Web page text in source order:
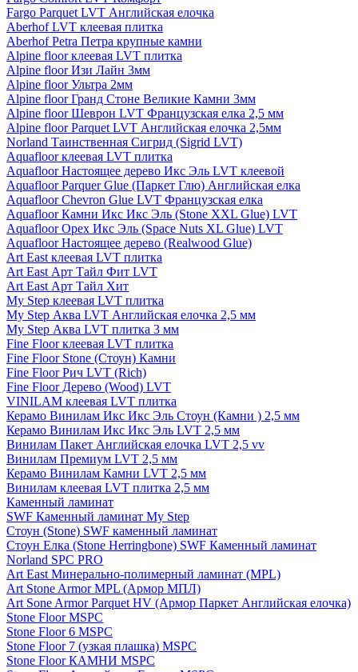
Fargo Parquet LVT Английская елочка
Aberhof LVT клеевая плитка
Aberhof Petra Петра крупные камни
Alpine floor клеевая LVT плитка
Alpine floor Изи Лайн 3мм
Alpine floor Ультра 2мм
Alpine floor Гранд Стоне Великие Камни 3мм
Alpine floor Шеврон LVT Французская елка 2,5 мм
Alpine floor Parquet LVT Английская елочка 2,5мм
Norland Таинственная Сигрид (Sigrid LVT)
Aquafloor клеевая LVT плитка
Aquafloor Настоящее дерево Икс Эль LVT клеевой
Aquafloor Parquer Glue (Паркет Глю) Английская елка
Aquafloor Chevron Glue LVT Французская елка
Aquafloor Камни Икс Икс Эль (Stone XXL Glue) LVT
Aquafloor Орех Икс Эль (Space Nuts XL Glue) LVT
Aquafloor Настоящее дерево (Realwood Glue)
Art East клеевая LVT плитка
Art East Арт Тайл Фит LVT
Art East Арт Тайл Хит
My Step клеевая LVT плитка
My Step Аква LVT Английская елочка 2,5 мм
My Step Аква LVT плитка 3 мм
Fine Floor клеевая LVT плитка
Fine Floor Stone (Стоун) Камни
Fine Floor Рич LVT (Rich)
Fine Floor Дерево (Wood) LVT
VINILAM клеевая LVT плитка
Керамо Винилам Икс Икс Эль Стоун (Камни ) 2,5 мм
Керамо Винилам Икс Икс Эль LVT 2,5 мм
Винилам Пакет Английская елочка LVT 2,5 vv
Винилам Премиум LVT 2,5 мм
Керамо Винилам Камни LVT 2,5 мм
Винилам клеевая LVT плитка 2,5 мм
Каменный ламинат
SWF Каменный ламинат My Step
Стоун (Stone) SWF каменный ламинат
Стоун Елка (Stone Herringbone) SWF Каменный ламинат
Norland SPC PRO
Art East Минерально-полимерный ламинат (MPL)
Art Stone Armor MPL (Армор МПЛ)
Art Sone Armor Parquet HV (Армор Паркет Английская елочка)
Stone Floor MSPC
Stone Floor 6 MSPC
Stone Floor 7 (узкая плашка) MSPC
Stone Floor КАМНИ MSPC